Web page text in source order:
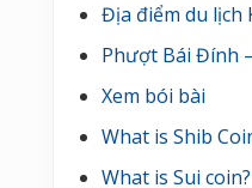
Địa điểm du lịch
Phượt Bái Đính
Xem bói bài
What is Shib
What is Sui coin?